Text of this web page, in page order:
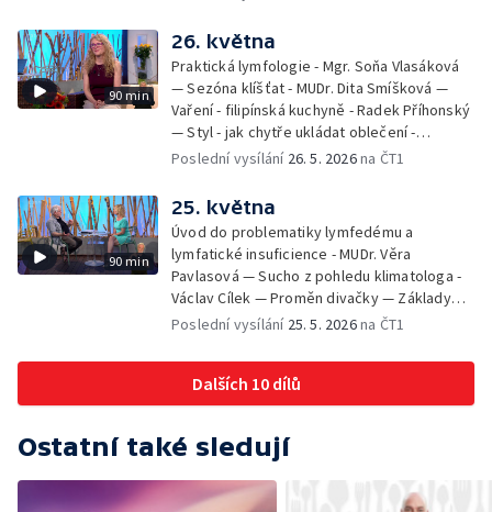
90 min
26. května
Praktická lymfologie - Mgr. Soňa Vlasáková
— Sezóna klíšťat - MUDr. Dita Smíšková —
Vaření - filipínská kuchyně - Radek Příhonský
— Styl - jak chytře ukládat oblečení -
Veronika Slaninová — Běháme s dětmi - jak
Schneiderová — Colours of Ostrava - Filip
Košťálek a Jan Vojtko — Tajemství křišťálové
planety - Jan Maxián, Petr Horák a Adélka
Hesová — Český svaz ochránců přírody - Eva
Šrailová
Poslední vysílání 26. 5. 2026na ČT1
90 min
25. května
Úvod do problematiky lymfedému a
lymfatické insuficience - MUDr. Věra
Pavlasová — Sucho z pohledu klimatologa -
Václav Cílek — Proměn divačky — Základy
bezpečnosti dětí na inline bruslích - Petr
Zooterapie - praktické využití - Linda
Tinková — Pražské jaro - Klára Boudalová,
Marko Ivanović
Poslední vysílání 25. 5. 2026na ČT1
Dalších 10 dílů
Ostatní také sledují